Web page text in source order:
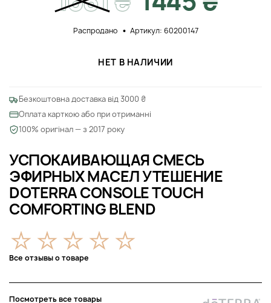
УСПОКАИВАЮЩАЯ СМЕСЬ
ЭФИРНЫХ МАСЕЛ УТЕШЕНИЕ
DOTERRA CONSOLE TOUCH
COMFORTING BLEND
Все отзывы о товаре
Посмотреть все товары
Распродано Артикул: 60200147
НЕТ В НАЛИЧИИ
Безкоштовна доставка від 3000 ₴
Оплата карткою або при отриманні
100% оригінал — з 2017 року